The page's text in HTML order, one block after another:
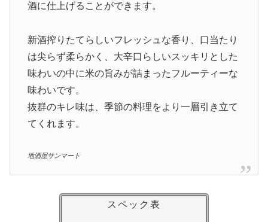
酒に仕上げることができます。
新酒搾りたてらしいフレッシュな香り、口当たり
は尖らず柔らかく、大辛口らしいスッキリとした
味わいの中に米の旨みが詰まったフルーティーな
味わいです。
抜群のキレ味は、季節の料理をより一層引き立て
てくれます。
地酒屋サンマート
スペック表